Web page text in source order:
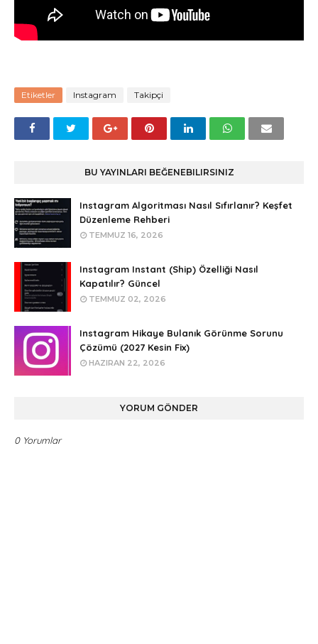
Etiketler Instagram Takipçi
BU YAYINLARI BEĞENEBILIRSINIZ
Instagram Algoritması Nasıl Sıfırlanır? Keşfet
Düzenleme Rehberi
TEMMUZ 16, 2026
Instagram Instant (Ship) Özelliği Nasıl
Kapatılır? Güncel
TEMMUZ 02, 2026
Instagram Hikaye Bulanık Görünme Sorunu
Çözümü (2027 Kesin Fix)
HAZIRAN 22, 2026
YORUM GÖNDER
0 Yorumlar